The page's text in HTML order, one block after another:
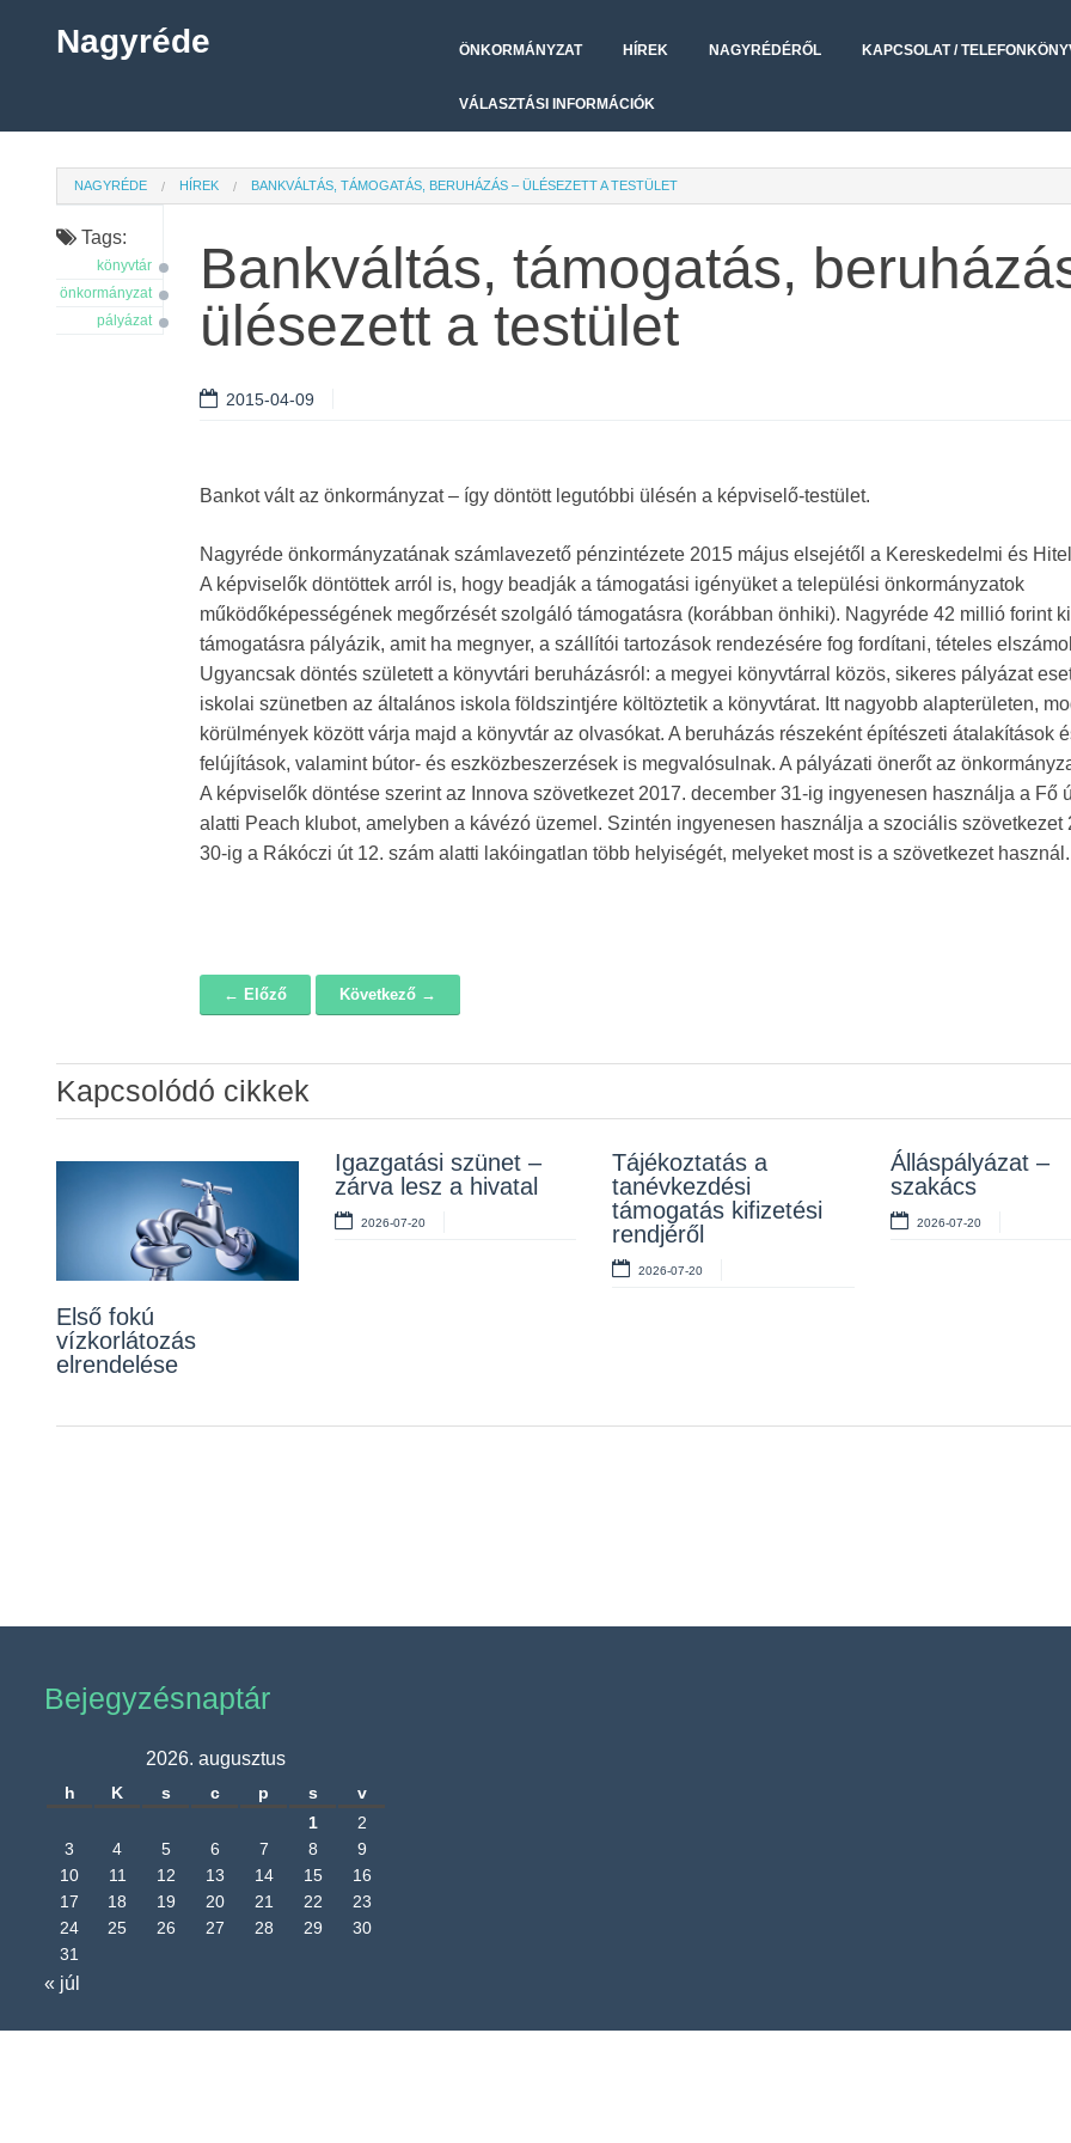
Nagyréde ÖNKORMÁNYZAT HÍREK NAGYRÉDÉRŐL KAPCSOLAT /
VÁLASZTÁSI INFORMÁCIÓK
NAGYRÉDE HÍREK BANKVÁLTÁS, TÁMOGATÁS, BERUHÁZÁS – ÜLÉSEZETT A TESTÜLET
Tags:
könyvtár
önkormányzat
pályázat
Bankváltás, támogatás,
ülésezett a testület
2015-04-09
Bankot vált az önkormányzat – így döntött legutóbbi ülésén a képviselő-testület.
Nagyréde önkormányzatának számlavezető pénzintézete 2015 május elsejétől a Kereskedelmi és
A képviselők döntöttek arról is, hogy beadják a támogatási igényüket a települési önkormányzatok
működőképességének megőrzését szolgáló támogatásra (korábban önhiki). Nagyréde 42 millió forint
támogatásra pályázik, amit ha megnyer, a szállítói tartozások rendezésére fog fordítani, tételes
Ugyancsak döntés született a könyvtári beruházásról: a megyei könyvtárral közös, sikeres pályázat
iskolai szünetben az általános iskola földszintjére költöztetik a könyvtárat. Itt nagyobb alapterületen,
körülmények között várja majd a könyvtár az olvasókat. A beruházás részeként építészeti átalakítások
felújítások, valamint bútor- és eszközbeszerzések is megvalósulnak. A pályázati önerőt az
A képviselők döntése szerint az Innova szövetkezet 2017. december 31-ig ingyenesen használja a Fő
alatti Peach klubot, amelyben a kávézó üzemel. Szintén ingyenesen használja a szociális szövetkezet
30-ig a Rákóczi út 12. szám alatti lakóingatlan több helyiségét, melyeket most is a szövetkezet használ.
← Előző Következő →
Kapcsolódó cikkek
Első fokú
vízkorlátozás
elrendelése
Igazgatási szünet –
zárva lesz a hivatal
2026-07-20
Tájékoztatás a
tanévkezdési
támogatás kifizetési
rendjéről
2026-07-20
Álláspályázat –
szakács
2026-07-20
Álláspályázat –
konyhai kisegítő
2026-07-20
Lakossági fórum az
Erzsébet téri fákról
2026-07-10
Rendelet kihirdetése
2026-07-10
Álláspályázat –
takarító
2026-07-06
Bejegyzésnaptár
2026. augusztus
h K s c p s
v
1
2
3
4 5 6 7 8
9
10
11 12 13 14 15
16
17
18 19 20 21 22
23
24
25 26 27 28 29
30
31
« júl